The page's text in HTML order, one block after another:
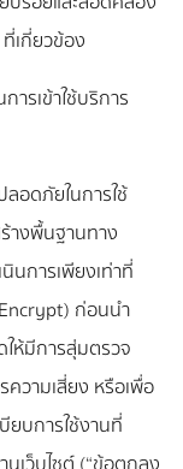
เกี่ยวข้อง
ารเข้าใช้บริการ
อดภัยในการใช้
างพื้นฐานทาง
นินการเพียงเท่าที่
ก่อนนำ
ห้มีการสุ่มตรวจ
วามเสี่ยง หรือเพื่อ
ยบการใช้งานที่